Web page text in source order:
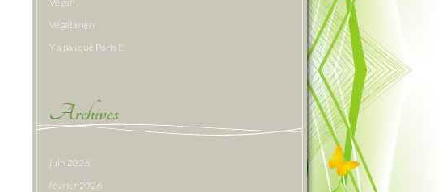
Végétarien
Y a pas que Paris !!!
Archives
juin 2026
février 2026